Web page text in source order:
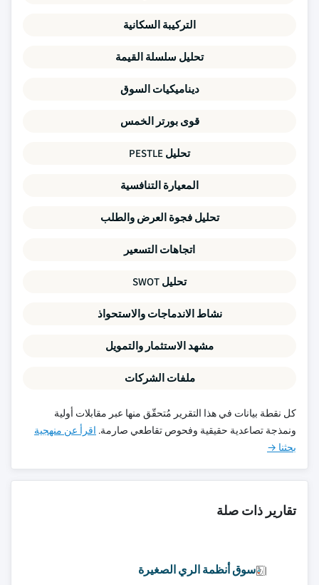
التركيبة السكانية
تحليل سلسلة القيمة
ديناميكيات السوق
قوى بورتر الخمس
تحليل PESTLE
المعيارة التنافسية
تحليل فجوة العرض والطلب
اتجاهات التسعير
تحليل SWOT
نشاط الاندماجات والاستحواذ
مشهد الاستثمار والتمويل
ملفات الشركات
كل نقطة بيانات في هذا التقرير مُتحقّق منها عبر مقابلات أولية
ونمذجة تصاعدية حقيقية وفحوص تقاطعي صارمة. اقرأ عن منهجية
بحثنا →
تقارير ذات صلة
سوق أنظمة الري الصغيرة